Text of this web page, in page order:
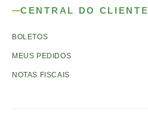
CENTRAL DO CLIENTE
BOLETOS
MEUS PEDIDOS
NOTAS FISCAIS